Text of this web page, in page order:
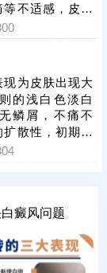
不适感，皮肤
缩等异常，白
，初期白斑面
时干预，短期
色素完全脱失
幅提升治疗难
癜风的黄金时
胞受损程度较
，患者结合自
，切勿盲目用
为皮肤出现大
的浅白色淡白
鳞屑，不痛不
散性，初期白
拖延不治，会
，及时干预复
用308准分子激
简单、靶向性
刺激黑素细胞
癜风问题